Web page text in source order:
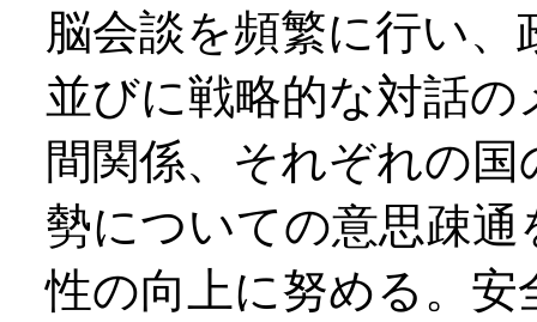
脳会談を頻繁に行い
並びに戦略的な対話
間関係、それぞれの
勢についての意思疎
性の向上に努める。